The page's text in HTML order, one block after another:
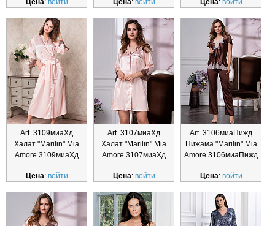
Цена: войти
Цена: войти
Цена: войти
Art. 3109миаХд
Халат "Marilin" Mia
Amore 3109миаХд
Цена: войти
Art. 3107миаХд
Халат "Marilin" Mia
Amore 3107миаХд
Цена: войти
Art. 3106миаПижд
Пижама "Marilin" Mia
Amore 3106миаПижд
Цена: войти